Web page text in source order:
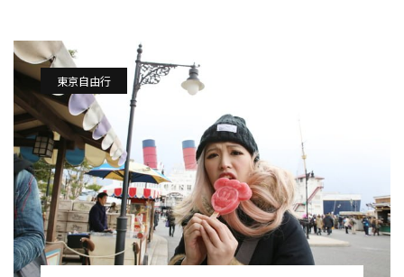
東京自由行